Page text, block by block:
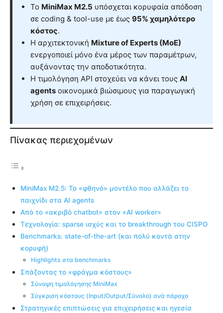
Το MiniMax M2.5 υπόσχεται κορυφαία απόδοση
σε coding & tool-use με έως 95% χαμηλότερο
κόστος.
Η αρχιτεκτονική Mixture of Experts (MoE)
ενεργοποιεί μόνο ένα μέρος των παραμέτρων,
αυξάνοντας την αποδοτικότητα.
Η τιμολόγηση API στοχεύει να κάνει τους AI
agents οικονομικά βιώσιμους για παραγωγική
χρήση σε επιχειρήσεις.
Πίνακας περιεχομένων
MiniMax M2.5: Το «φθηνό» μοντέλο που αλλάζει το
παιχνίδι στα AI agents
Από το «ακριβό chatbot» στον «AI worker»
Τεχνολογία: sparse ισχύς και το breakthrough του CISPO
Benchmarks: state-of-the-art (και πολύ κοντά στην
κορυφή)
Highlights στα benchmarks
Σπάζοντας το «φράγμα κόστους»
Σύνοψη τιμολόγησης MiniMax
Σύγκριση κόστους (Input/Output/Σύνολο) ανά πάροχο
Στρατηγικές επιπτώσεις για επιχειρήσεις και ηγεσία